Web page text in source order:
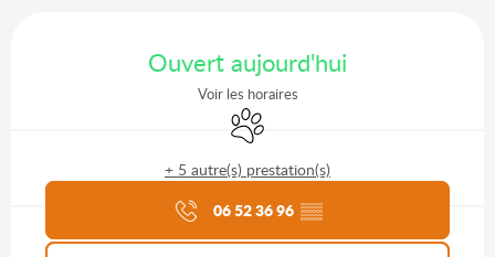
Ouvert aujourd'hui
Voir les horaires
Animaux acceptés
+ 5 autre(s) prestation(s)
Agenda du moment
06 52 36 96 ▒▒